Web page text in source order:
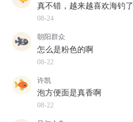
真不错，越来越喜欢海钓了
08-24
朝阳群众
怎么是粉色的啊
08-22
许凯
泡方便面是真香啊
08-22